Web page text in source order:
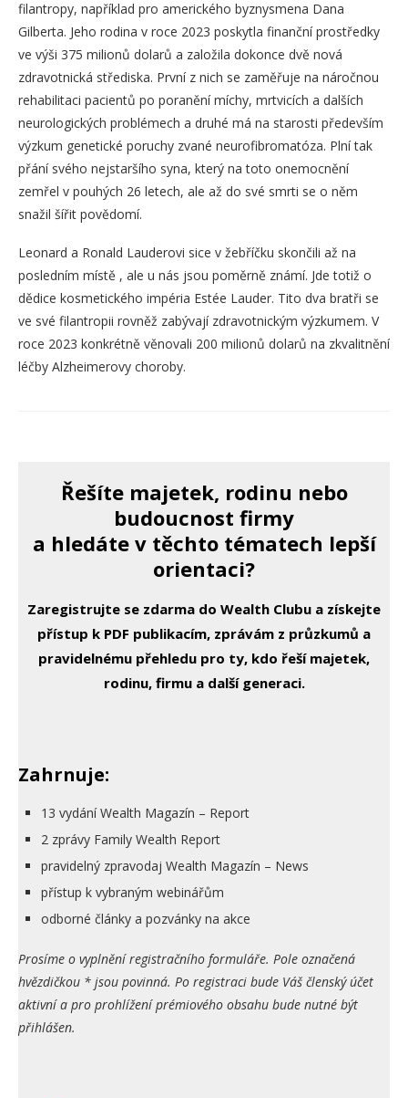
filantropy, například pro amerického byznysmena Dana
Gilberta. Jeho rodina v roce 2023 poskytla finanční prostředky
ve výši 375 milionů dolarů a založila dokonce dvě nová
zdravotnická střediska. První z nich se zaměřuje na náročnou
rehabilitaci pacientů po poranění míchy, mrtvicích a dalších
neurologických problémech a druhé má na starosti především
výzkum genetické poruchy zvané neurofibromatóza. Plní tak
přání svého nejstaršího syna, který na toto onemocnění
zemřel v pouhých 26 letech, ale až do své smrti se o něm
snažil šířit povědomí.
Leonard a Ronald Lauderovi sice v žebříčku skončili až na
posledním místě , ale u nás jsou poměrně známí. Jde totiž o
dědice kosmetického impéria Estée Lauder. Tito dva bratři se
ve své filantropii rovněž zabývají zdravotnickým výzkumem. V
roce 2023 konkrétně věnovali 200 milionů dolarů na zkvalitnění
léčby Alzheimerovy choroby.
Řešíte majetek, rodinu nebo
budoucnost firmy
a hledáte v těchto tématech lepší
orientaci?
Zaregistrujte se zdarma do Wealth Clubu a získejte
přístup k PDF publikacím, zprávám z průzkumů a
pravidelnému přehledu pro ty, kdo řeší majetek,
rodinu, firmu a další generaci.
Zahrnuje:
13 vydání Wealth Magazín – Report
2 zprávy Family Wealth Report
pravidelný zpravodaj Wealth Magazín – News
přístup k vybraným webinářům
odborné články a pozvánky na akce
Prosíme o vyplnění registračního formuláře. Pole označená
hvězdičkou * jsou povinná. Po registraci bude Váš členský účet
aktivní a pro prohlížení prémiového obsahu bude nutné být
přihlášen.